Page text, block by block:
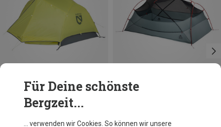
Du sparst 10%
Für Deine schönste
Bergzeit...
… verwenden wir Cookies. So können wir unsere